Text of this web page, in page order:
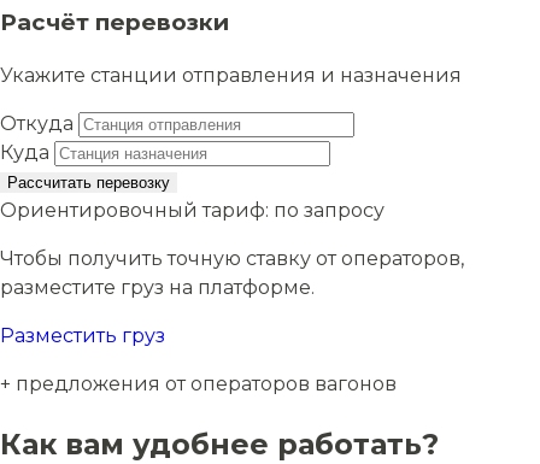
Расчёт перевозки
Укажите станции отправления и назначения
Откуда
Куда
Рассчитать перевозку
Ориентировочный тариф: по запросу
Чтобы получить точную ставку от операторов,
разместите груз на платформе.
Разместить груз
+ предложения от операторов вагонов
Как вам удобнее работать?